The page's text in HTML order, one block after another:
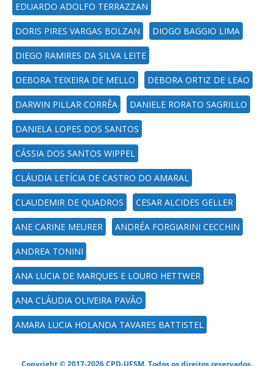
EDUARDO ADOLFO TERRAZZAN
DORIS PIRES VARGAS BOLZAN DIOGO BAGGIO LIMA
DIEGO RAMIRES DA SILVA LEITE
DEBORA TEIXEIRA DE MELLO DEBORA ORTIZ DE LEAO
DARWIN PILLAR CORRÊA DANIELE RORATO SAGRILLO
DANIELA LOPES DOS SANTOS
CÁSSIA DOS SANTOS WIPPEL
CLÁUDIA LETÍCIA DE CASTRO DO AMARAL
CLAUDEMIR DE QUADROS CESAR ALCIDES GELLER
ANE CARINE MEURER ANDRÉA FORGIARINI CECCHIN
ANDREA TONINI
ANA LUCIA DE MARQUES E LOURO HETTWER
ANA CLÁUDIA OLIVEIRA PAVÃO
AMARA LUCIA HOLANDA TAVARES BATTISTEL
Copyright © 2017-2026 CPD-UFSM. Todos os direitos reservados.